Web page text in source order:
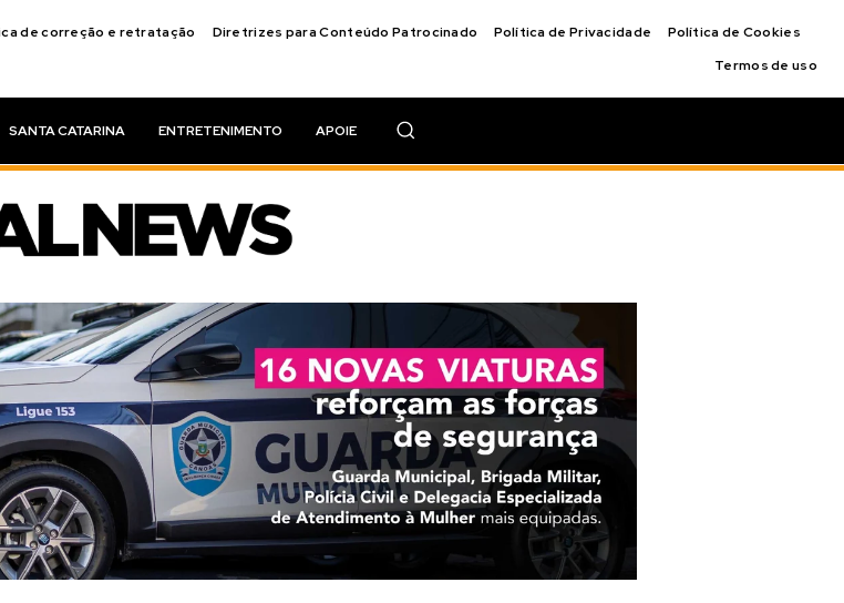
de correção e retratação Diretrizes para Conteúdo Patrocinado Política de Privacidade
Política de Cookies
Termos de uso
SANTA CATARINA ENTRETENIMENTO APOIE